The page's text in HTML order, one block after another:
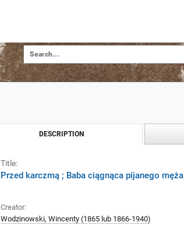
DESCRIPTION
Title:
Przed karczmą ; Baba ciągnąca pijanego męża
Creator:
Wodzinowski, Wincenty (1865 lub 1866-1940)